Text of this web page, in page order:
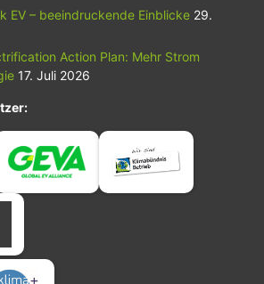
EV – beeindruckende Einblicke 29.
Action Plan: Mehr Strom
17. Juli 2026